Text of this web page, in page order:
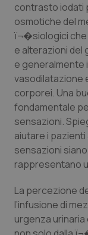
contrasto iodati
osmotiche del
ï¬�siologici che
e alterazioni
e generalmente
vasodilatazione
corporei. Una
fondamentale
sensazioni.
aiutare i
sensazioni
rappresentano
La percezione
l’infusione di
urgenza